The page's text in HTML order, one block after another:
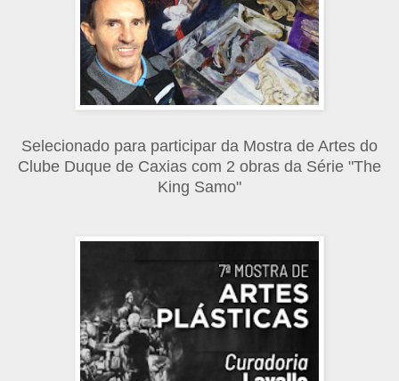
Selecionado para participar da Mostra de Artes do
Clube Duque de Caxias com 2 obras da Série "The
King Samo"